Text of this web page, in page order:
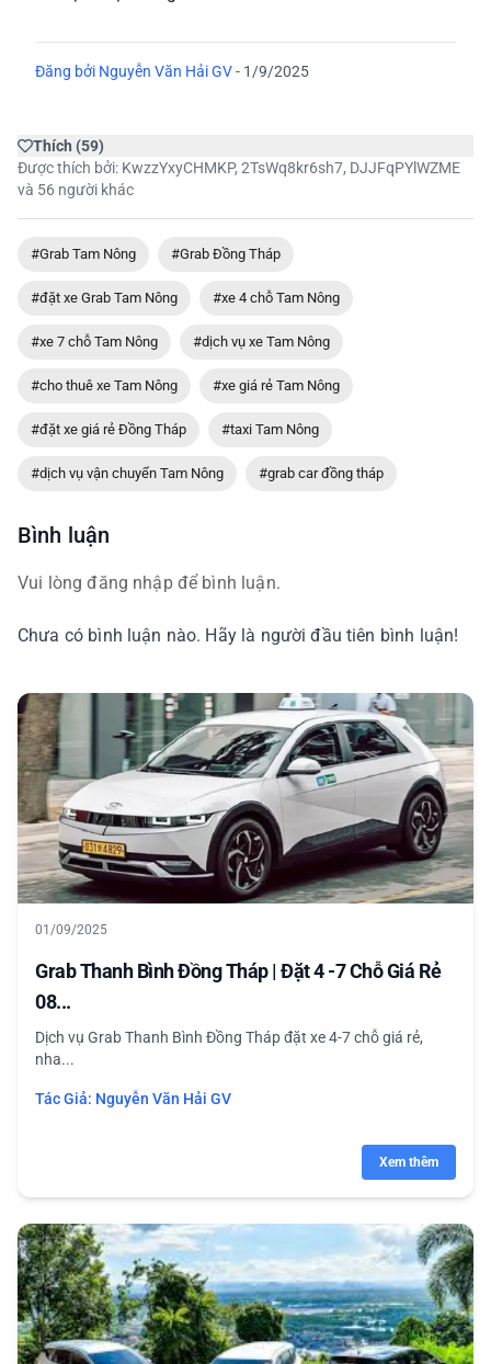
Đăng bởi Nguyễn Văn Hải GV- 1/9/2025
Thích (59)
Được thích bởi: KwzzYxyCHMKP, 2TsWq8kr6sh7, DJJFqPYlWZME
và 56 người khác
#Grab Tam Nông #Grab Đồng Tháp
#đặt xe Grab Tam Nông #xe 4 chỗ Tam Nông
#xe 7 chỗ Tam Nông #dịch vụ xe Tam Nông
#cho thuê xe Tam Nông #xe giá rẻ Tam Nông
#đặt xe giá rẻ Đồng Tháp #taxi Tam Nông
#dịch vụ vận chuyển Tam Nông #grab car đồng tháp
Bình luận
Vui lòng đăng nhập để bình luận.
Chưa có bình luận nào. Hãy là người đầu tiên bình luận!
01/09/2025
Grab Thanh Bình Đồng Tháp | Đặt 4 -7 Chỗ Giá Rẻ
08...
Dịch vụ Grab Thanh Bình Đồng Tháp đặt xe 4-7 chỗ giá rẻ,
nha...
Tác Giả: Nguyễn Văn Hải GV
Xem thêm